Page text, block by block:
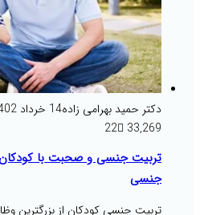
دکتر حمید بهرامی زاده14 خرداد 1402
22 33,269
جنسی
تربیت جنسی کودکان از بزرگترین